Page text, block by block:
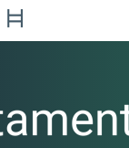
Comarcal Jaume Vila
Piscines de Mollerussa